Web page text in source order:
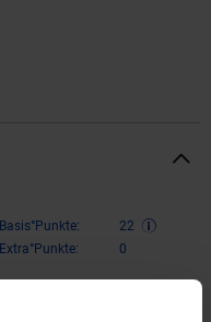
Basis°Punkte:
22
Extra°Punkte:
0